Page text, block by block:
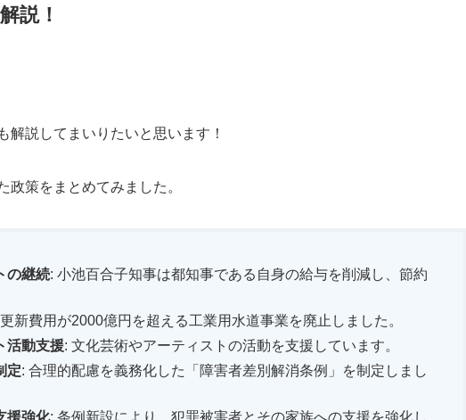
説！
解説してまいりたいと思います！
政策をまとめてみました。
の継続: 小池百合子知事は都知事である自身の給与を削減し、節約
新費用が2000億円を超える工業用水道事業を廃止しました。
活動支援: 文化芸術やアーティストの活動を支援しています。
定: 合理的配慮を義務化した「障害者差別解消条例」を制定しまし